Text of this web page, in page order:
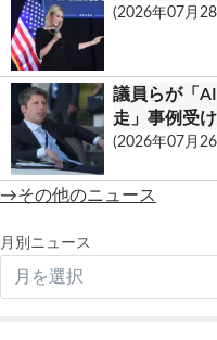
(2026年07月
議員らが「
走」事例受
(2026年07月
→その他のニュース
月別ニュース